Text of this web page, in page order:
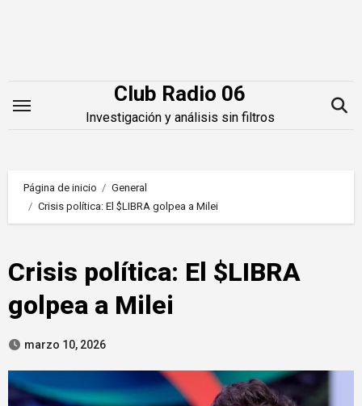
Club Radio 06
Investigación y análisis sin filtros
Página de inicio
General
Crisis política: El $LIBRA golpea a Milei
Crisis política: El $LIBRA
golpea a Milei
marzo 10, 2026